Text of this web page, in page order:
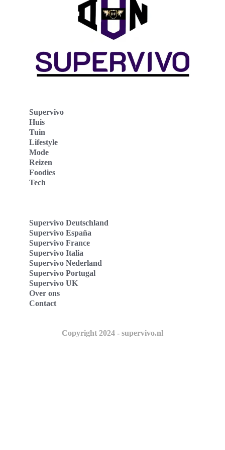
Supervivo
Huis
Tuin
Lifestyle
Mode
Reizen
Foodies
Tech
Supervivo Deutschland
Supervivo España
Supervivo France
Supervivo Italia
Supervivo Nederland
Supervivo Portugal
Supervivo UK
Over ons
Contact
Copyright 2024 - supervivo.nl